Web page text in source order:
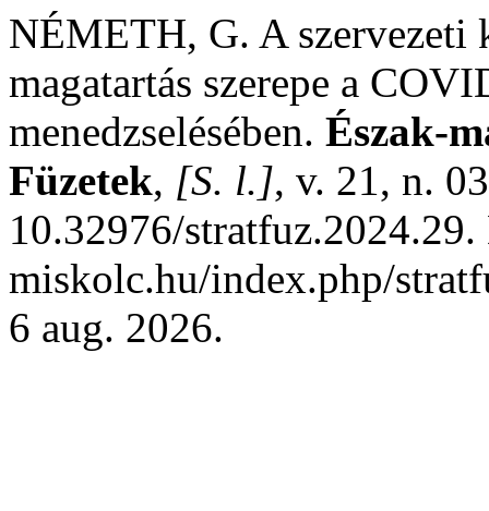
NÉMETH, G. A szervezeti
magatartás szerepe a
menedzselésében. Észak-
Füzetek, [S. l.], v. 21, n.
10.32976/
miskolc.hu/index.php/
6 aug. 2026.